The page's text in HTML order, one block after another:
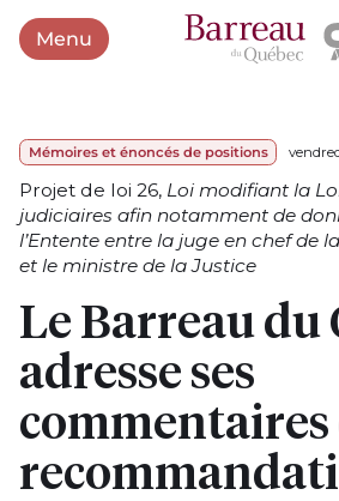
MenuOuvrir le menu
Mémoires et énoncés de positions
Projet de loi 26, Loi modifiant la
judiciaires afin notamment de
l’Entente entre la juge en chef de
et le ministre de la Justice
Le Barreau du
adresse ses
commentaires